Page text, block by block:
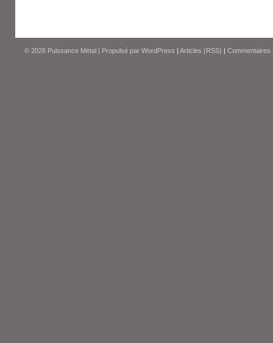
© 2026 Puissance Métal | Propulsé par WordPress | Articles (RSS) | Commentaires